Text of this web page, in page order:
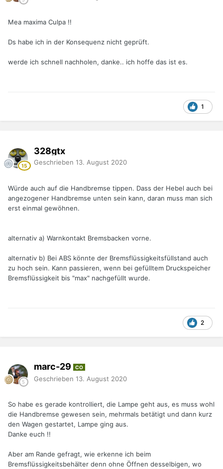
Mea maxima Culpa !!
Ds habe ich in der Konsequenz nicht geprüft.
werde ich schnell nachholen, danke.. ich hoffe das ist es.
1
328gtx
Geschrieben 13. August 2020
Würde auch auf die Handbremse tippen. Dass der Hebel auch bei
angezogener Handbremse unten sein kann, daran muss man sich
erst einmal gewöhnen.
alternativ a) Warnkontakt Bremsbacken vorne.
alternativ b) Bei ABS könnte der Bremsflüssigkeitsfüllstand auch
zu hoch sein. Kann passieren, wenn bei gefülltem Druckspeicher
Bremsflüssigkeit bis "max" nachgefüllt wurde.
2
marc-29 CO
Geschrieben 13. August 2020
So habe es gerade kontrolliert, die Lampe geht aus, es muss wohl
die Handbremse gewesen sein, mehrmals betätigt und dann kurz
den Wagen gestartet, Lampe ging aus.
Danke euch !!
Aber am Rande gefragt, wie erkenne ich beim
Bremsflüssigkeitsbehälter denn ohne Öffnen desselbigen, wo